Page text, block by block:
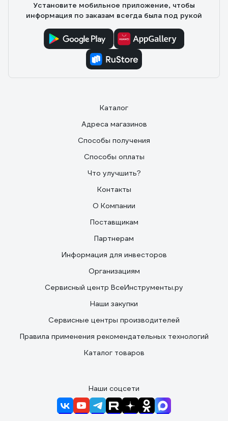
Установите мобильное приложение, чтобы
информация по заказам всегда была под рукой
Каталог
Адреса магазинов
Способы получения
Способы оплаты
Что улучшить?
Контакты
О Компании
Поставщикам
Партнерам
Информация для инвесторов
Организациям
Сервисный центр ВсеИнструменты.ру
Наши закупки
Сервисные центры производителей
Правила применения рекомендательных технологий
Каталог товаров
Наши соцсети